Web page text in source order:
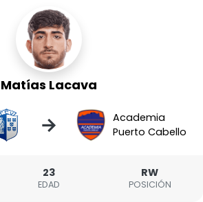
Matías Lacava
→
Academia
Puerto Cabello
23
EDAD
RW
POSICIÓN